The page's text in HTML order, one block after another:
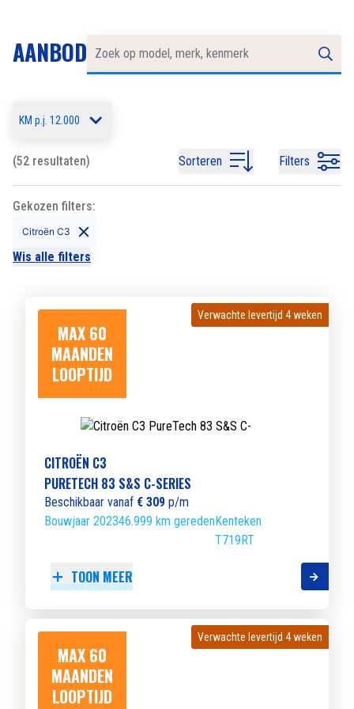
AANBOD
KM p.j. 12.000
(52 resultaten) Sorteren Filters
Gekozen filters:
Citroën C3
Wis alle filters
MAX 60
MAANDEN
LOOPTIJD
Verwachte levertijd 4 weken
Verwachte levertijd 4 weken
CITROËN C3
PURETECH 83 S&S C-SERIES
Beschikbaar vanaf € 309 p/m
Bouwjaar 202346.999 km geredenKenteken
T719RT
TOON MEER
MAX 60
MAANDEN
LOOPTIJD
Verwachte levertijd 4 weken
Verwachte levertijd 4 weken